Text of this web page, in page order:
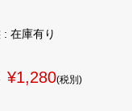
在庫有り
¥1,280(税別)